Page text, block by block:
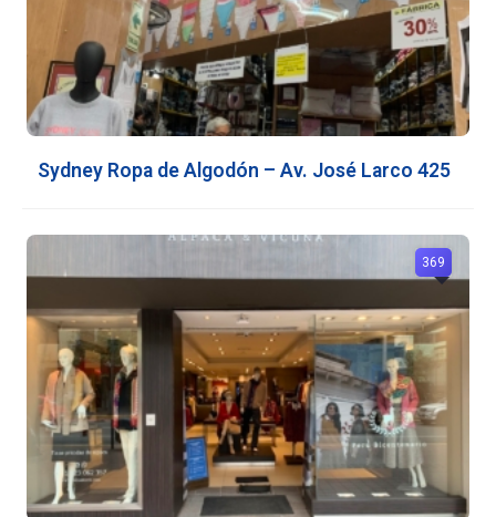
Sydney Ropa de Algodón – Av. José Larco 425
369